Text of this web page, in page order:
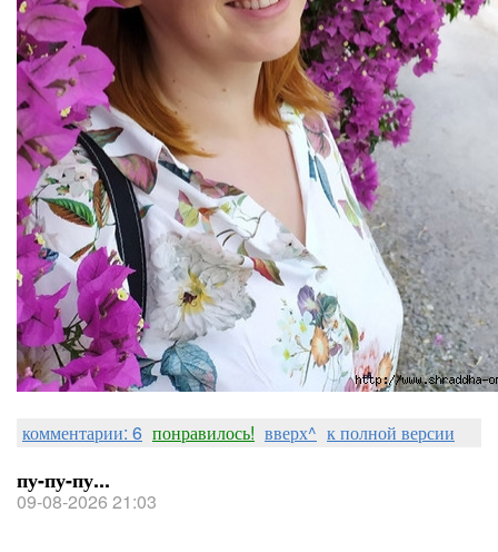
комментарии: 6 понравилось! вверх^ к полной версии
пу-пу-пу...
09-08-2026 21:03